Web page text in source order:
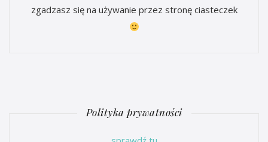
zgadzasz się na używanie przez stronę ciasteczek
Polityka prywatności